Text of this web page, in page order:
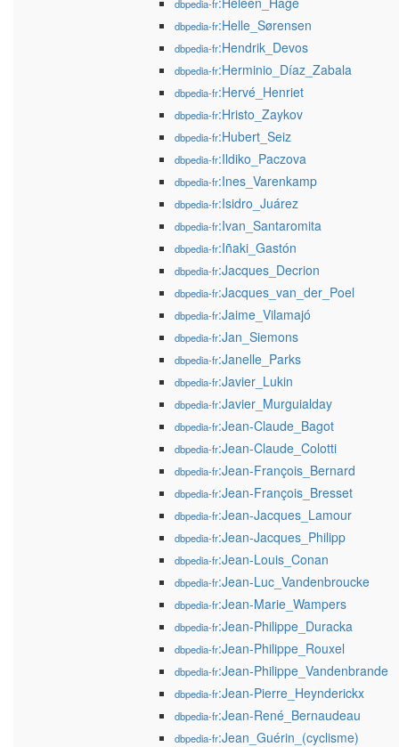
dbpedia-fr
dbpedia-fr:Helle_Sørensen
dbpedia-fr:Hendrik_Devos
dbpedia-fr:Herminio_Díaz_Zabala
dbpedia-fr:Hervé_Henriet
dbpedia-fr:Hristo_Zaykov
dbpedia-fr:Hubert_Seiz
dbpedia-fr:Ildiko_Paczova
dbpedia-fr:Ines_Varenkamp
dbpedia-fr:Isidro_Juárez
dbpedia-fr:Ivan_Santaromita
dbpedia-fr:Iñaki_Gastón
dbpedia-fr:Jacques_Decrion
dbpedia-fr:Jacques_van_der_Poel
dbpedia-fr:Jaime_Vilamajó
dbpedia-fr:Jan_Siemons
dbpedia-fr:Janelle_Parks
dbpedia-fr:Javier_Lukin
dbpedia-fr:Javier_Murguialday
dbpedia-fr:Jean-Claude_Bagot
dbpedia-fr:Jean-Claude_Colotti
dbpedia-fr:Jean-François_Bernard
dbpedia-fr:Jean-François_Bresset
dbpedia-fr:Jean-Jacques_Lamour
dbpedia-fr:Jean-Jacques_Philipp
dbpedia-fr:Jean-Louis_Conan
dbpedia-fr:Jean-Luc_Vandenbroucke
dbpedia-fr:Jean-Marie_Wampers
dbpedia-fr:Jean-Philippe_Duracka
dbpedia-fr:Jean-Philippe_Rouxel
dbpedia-fr:Jean-Philippe_Vandenbrande
dbpedia-fr:Jean-Pierre_Heynderickx
dbpedia-fr:Jean-René_Bernaudeau
dbpedia-fr:Jean_Guérin_(cyclisme)